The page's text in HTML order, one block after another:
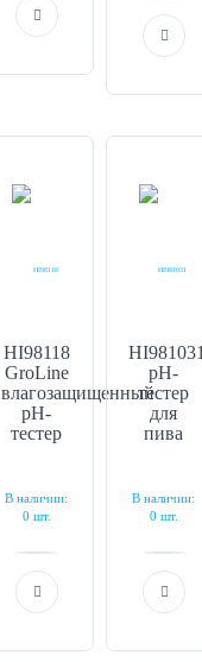
HI98118
GroLine
влагозащищенный
pH-
тестер
В наличии:
0 шт.
HI981031
pH-
тестер
для
пива
В наличии:
0 шт.